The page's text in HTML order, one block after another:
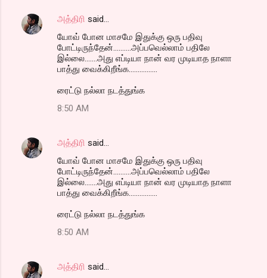
அத்திரி said…
யோவ் போன மாசமே இதுக்கு ஒரு பதிவு
போட்டிருந்தேன்..........அப்பவெல்லாம் பதிலே
இல்லை.......அது எப்டியா நான் வர முடியாத நாளா
பாத்து வைக்கிறீங்க................
ரைட்டு நல்லா நடத்துங்க
8:50 AM
அத்திரி said…
யோவ் போன மாசமே இதுக்கு ஒரு பதிவு
போட்டிருந்தேன்..........அப்பவெல்லாம் பதிலே
இல்லை.......அது எப்டியா நான் வர முடியாத நாளா
பாத்து வைக்கிறீங்க................
ரைட்டு நல்லா நடத்துங்க
8:50 AM
அத்திரி said…